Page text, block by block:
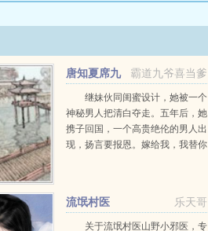
霸道九爷喜当爹
唐知夏席九
宸全文免费阅读
继妹伙同闺蜜设计，她被一个
神秘男人把清白夺走。五年后，她
携子回国，一个高贵绝伦的男人出
现，扬言要报恩。嫁给我，我替你
乐天哥
流氓村医
关于流氓村医山野小邪医，专